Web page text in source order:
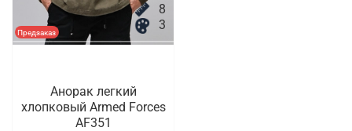
Предзаказ
8
3
Анорак легкий
хлопковый Armed Forces
AF351